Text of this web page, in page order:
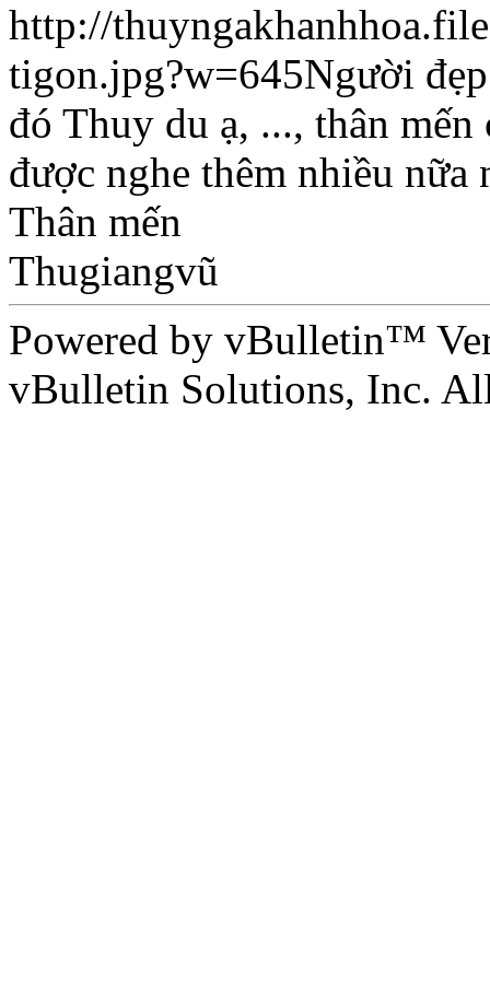
http://
tigon.jpg?w=645Người
đó Thuy du ạ, ..., thân
được nghe thêm nhiều nữa
Thân mến
Thugiangvũ
Powered by vBulletin™
vBulletin Solutions, Inc.